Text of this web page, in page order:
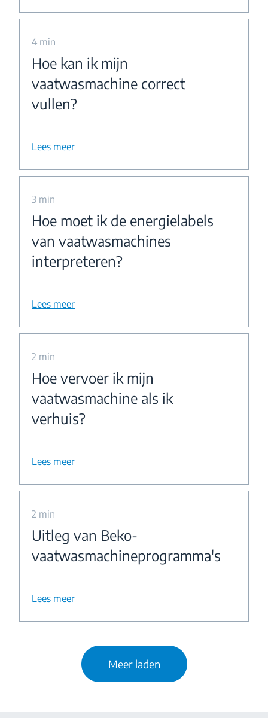
4 min
Hoe kan ik mijn
vaatwasmachine correct
vullen?
Lees meer
3 min
Hoe moet ik de energielabels
van vaatwasmachines
interpreteren?
Lees meer
2 min
Hoe vervoer ik mijn
vaatwasmachine als ik
verhuis?
Lees meer
2 min
Uitleg van Beko-
vaatwasmachineprogramma's
Lees meer
Meer laden